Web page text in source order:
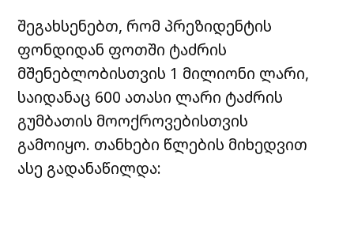
შეგახსენებთ, რომ პრეზიდენტის
ფონდიდან ფოთში ტაძრის
მშენებლობისთვის 1 მილიონი ლარი,
საიდანაც 600 ათასი ლარი ტაძრის
გუმბათის მოოქროვებისთვის
გამოიყო. თანხები წლების მიხედვით
ასე გადანაწილდა: